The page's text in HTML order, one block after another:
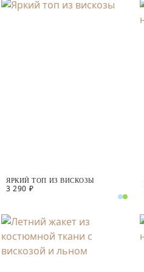
ЯРКИЙ ТОП ИЗ ВИСКОЗЫ
3 290 ₽